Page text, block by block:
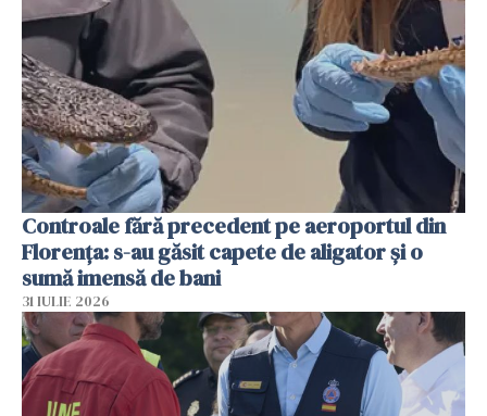
Controale fără precedent pe aeroportul din
Florența: s-au găsit capete de aligator și o
sumă imensă de bani
31 IULIE 2026